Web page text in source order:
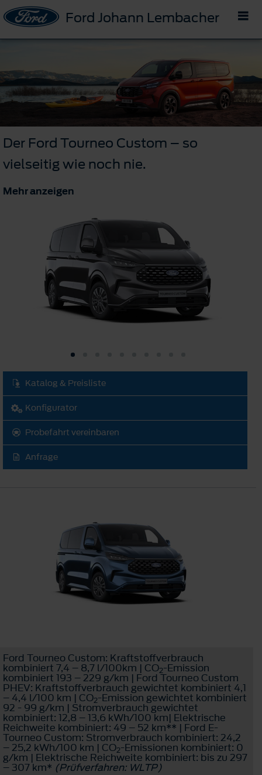
Ford Johann Lembacher
Der Ford Tourneo Custom – so
vielseitig wie noch nie.
Mehr anzeigen
Katalog & Preisliste
Konfigurator
Probefahrt vereinbaren
Anfrage
Ford Tourneo Custom: Kraftstoffverbrauch
kombiniert 7,4 – 8,7 l/100km | CO2-Emission
kombiniert 193 – 229 g/km | Ford Tourneo Custom
PHEV: Kraftstoffverbrauch gewichtet kombiniert 4,1
– 4,4 l/100 km | CO2-Emission gewichtet kombiniert
92 - 99 g/km | Stromverbrauch gewichtet
kombiniert: 12,8 – 13,6 kWh/100 km| Elektrische
Reichweite kombiniert: 49 – 52 km** | Ford E-
Tourneo Custom: Stromverbrauch kombiniert: 24,2
– 25,2 kWh/100 km | CO2-Emissionen kombiniert: 0
g/km | Elektrische Reichweite kombiniert: bis zu 297
– 307 km* (Prüfverfahren: WLTP)